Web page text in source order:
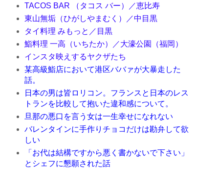
TACOS BAR （タコス バー）／恵比寿
東山無垢（ひがしやまむく）／中目黒
タイ料理 みもっと／目黒
鮨料理 一高（いちたか）／大濠公園（福岡）
インスタ映えするヤクザたち
某高級鮨店において港区ババァが大暴走した
話。
日本の男は皆ロリコン。フランスと日本のレス
トランを比較して抱いた違和感について。
旦那の悪口を言う女は一生幸せになれない
バレンタインに手作りチョコだけは勘弁して欲
しい
「お代は結構ですから悪く書かないで下さい」
とシェフに懇願された話